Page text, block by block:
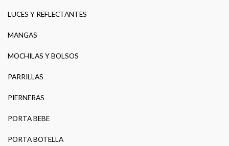
LUCES Y REFLECTANTES
MANGAS
MOCHILAS Y BOLSOS
PARRILLAS
PIERNERAS
PORTA BEBE
PORTA BOTELLA